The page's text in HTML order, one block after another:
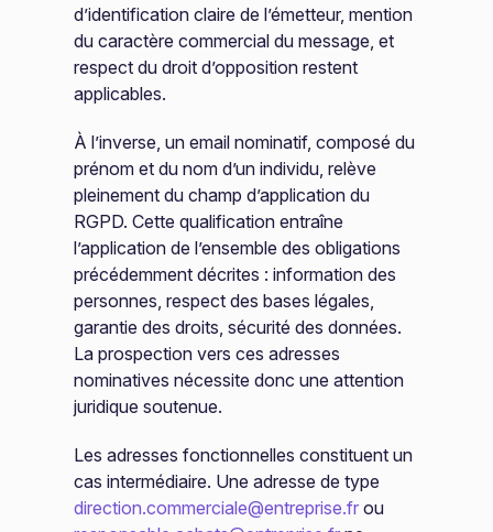
d’identification claire de l’émetteur, mention
du caractère commercial du message, et
respect du droit d’opposition restent
applicables.
À l’inverse, un email nominatif, composé du
prénom et du nom d’un individu, relève
pleinement du champ d’application du
RGPD. Cette qualification entraîne
l’application de l’ensemble des obligations
précédemment décrites : information des
personnes, respect des bases légales,
garantie des droits, sécurité des données.
La prospection vers ces adresses
nominatives nécessite donc une attention
juridique soutenue.
Les adresses fonctionnelles constituent un
cas intermédiaire. Une adresse de type
direction.commerciale@entreprise.fr ou